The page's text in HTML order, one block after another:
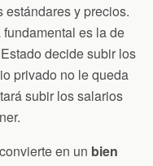
estándares y precios.
es la de
decide subir los
privado no le queda
subir los salarios
en un bien